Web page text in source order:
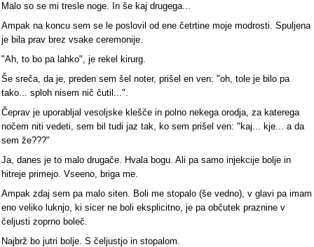
Malo so se mi tresle noge. In še kaj drugega...
Ampak na koncu sem se le poslovil od ene četrtine moje modrosti. Spuljena
je bila prav brez vsake ceremonije.
"Ah, to bo pa lahko", je rekel kirurg.
Še sreča, da je, preden sem šel noter, prišel en ven: "oh, tole je bilo pa
tako... sploh nisem nič čutil...".
Čeprav je uporabljal vesoljske klešče in polno nekega orodja, za katerega
nočem niti vedeti, sem bil tudi jaz tak, ko sem prišel ven: "kaj... kje... a da
sem že???"
Ja, danes je to malo drugače. Hvala bogu. Ali pa samo injekcije bolje in
hitreje primejo. Vseeno, briga me.
Ampak zdaj sem pa malo siten. Boli me stopalo (še vedno), v glavi pa imam
eno veliko luknjo, ki sicer ne boli eksplicitno, je pa občutek praznine v
čeljusti zoprno boleč.
Najbrž bo jutri bolje. S čeljustjo in stopalom.